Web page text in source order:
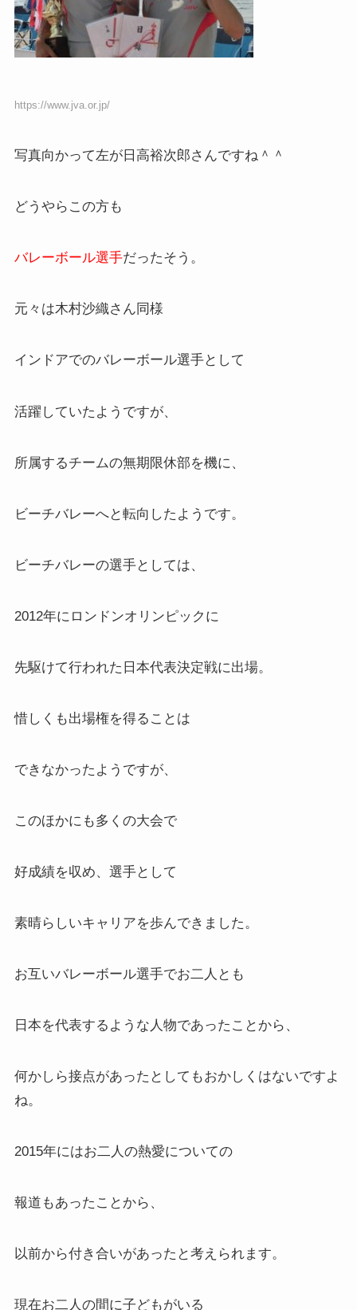
https://www.jva.or.jp/
写真向かって左が日高裕次郎さんですね＾＾
どうやらこの方も
バレーボール選手だったそう。
元々は木村沙織さん同様
インドアでのバレーボール選手として
活躍していたようですが、
所属するチームの無期限休部を機に、
ビーチバレーへと転向したようです。
ビーチバレーの選手としては、
2012年にロンドンオリンピックに
先駆けて行われた日本代表決定戦に出場。
惜しくも出場権を得ることは
できなかったようですが、
このほかにも多くの大会で
好成績を収め、選手として
素晴らしいキャリアを歩んできました。
お互いバレーボール選手でお二人とも
日本を代表するような人物であったことから、
何かしら接点があったとしてもおかしくはないですよ
ね。
2015年にはお二人の熱愛についての
報道もあったことから、
以前から付き合いがあったと考えられます。
現在お二人の間に子どもがいる